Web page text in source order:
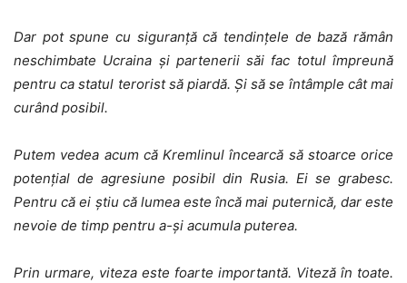
Dar pot spune cu siguranță că tendințele de bază rămân
neschimbate Ucraina și partenerii săi fac totul împreună
pentru ca statul terorist să piardă. Și să se întâmple cât mai
curând posibil.
Putem vedea acum că Kremlinul încearcă să stoarce orice
potențial de agresiune posibil din Rusia. Ei se grabesc.
Pentru că ei știu că lumea este încă mai puternică, dar este
nevoie de timp pentru a-și acumula puterea.
Prin urmare, viteza este foarte importantă. Viteză în toate.